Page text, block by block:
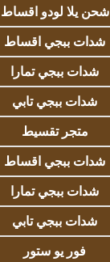
شحن يلا لودو اقساط
شدات ببجي اقساط
شدات ببجي تمارا
شدات ببجي تابي
متجر تقسيط
شدات ببجي اقساط
شدات ببجي تمارا
شدات ببجي تابي
فور يو ستور